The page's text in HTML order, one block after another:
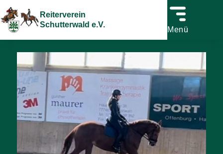
Reiterverein
Schutterwald e.V.
Menü